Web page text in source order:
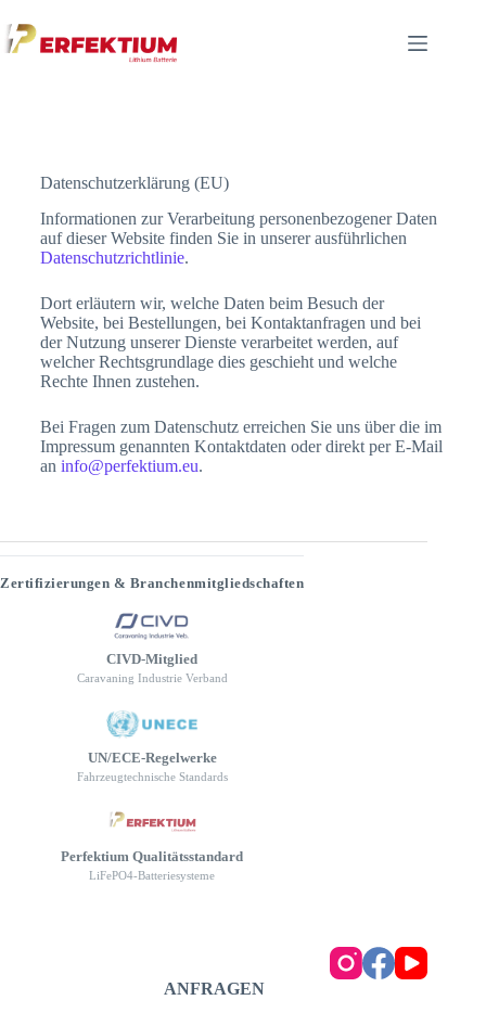
Datenschutzerklärung (EU)
Informationen zur Verarbeitung personenbezogener Daten
auf dieser Website finden Sie in unserer ausführlichen
Datenschutzrichtlinie.
Dort erläutern wir, welche Daten beim Besuch der
Website, bei Bestellungen, bei Kontaktanfragen und bei
der Nutzung unserer Dienste verarbeitet werden, auf
welcher Rechtsgrundlage dies geschieht und welche
Rechte Ihnen zustehen.
Bei Fragen zum Datenschutz erreichen Sie uns über die im
Impressum genannten Kontaktdaten oder direkt per E-Mail
an info@perfektium.eu.
Zertifizierungen & Branchenmitgliedschaften
CIVD-Mitglied
Caravaning Industrie Verband
UN/ECE-Regelwerke
Fahrzeugtechnische Standards
Perfektium Qualitätsstandard
LiFePO4-Batteriesysteme
ANFRAGEN